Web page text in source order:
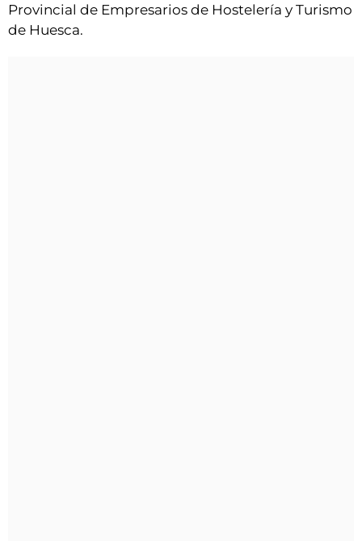
Provincial de Empresarios de Hostelería y Turismo
de Huesca.